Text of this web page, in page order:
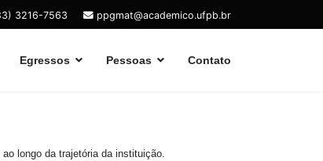
3216-7563 ppgmat@academico.ufpb.br
Egressos Pessoas Contato
longo da trajetória da instituição.